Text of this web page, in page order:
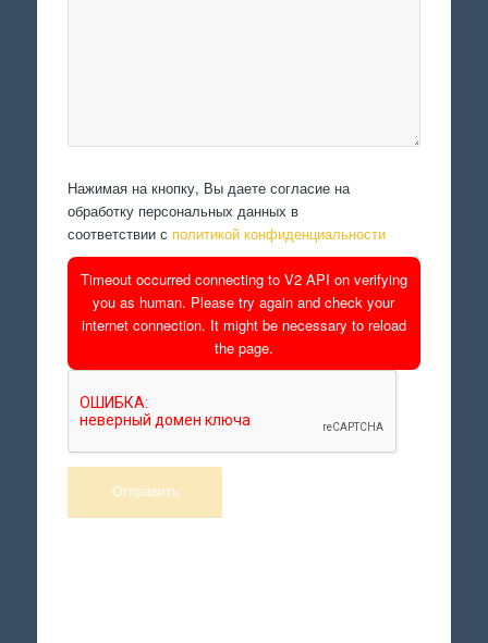
Нажимая на кнопку, Вы даете согласие на
обработку персональных данных в
соответствии с политикой конфиденциальности
Timeout occurred connecting to V2 API on verifying
you as human. Please try again and check your
internet connection. It might be necessary to reload
the page.